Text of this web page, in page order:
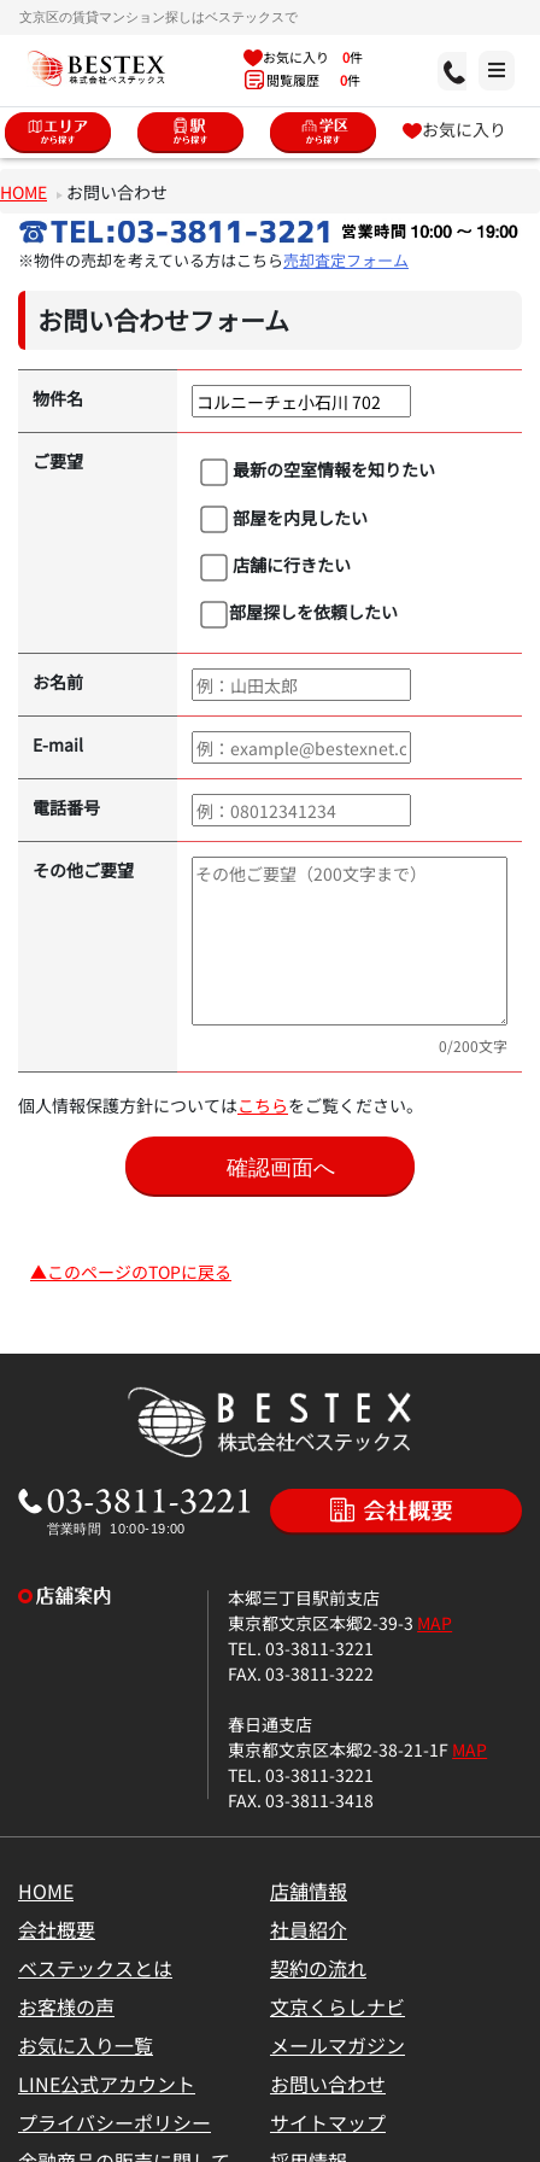
文京区の賃貸マンション探しはベステックスで
お気に入り 0件
閲覧履歴 0件
お気に入り
HOME お問い合わせ
※物件の売却を考えている方はこちら売却査定フォーム
お問い合わせフォーム
物件名
ご要望
最新の空室情報を知りたい
部屋を内見したい
店舗に行きたい
部屋探しを依頼したい
お名前
E-mail
電話番号
その他ご要望
0/200文字
個人情報保護方針についてはこちらをご覧ください。
▲このページのTOPに戻る
本郷三丁目駅前支店
東京都文京区本郷2-39-3 MAP
TEL. 03-3811-3221
FAX. 03-3811-3222
春日通支店
東京都文京区本郷2-38-21-1FMAP
TEL. 03-3811-3221
FAX. 03-3811-3418
HOME
店舗情報
会社概要
社員紹介
ベステックスとは
契約の流れ
お客様の声
文京くらしナビ
お気に入り一覧
メールマガジン
LINE公式アカウント
お問い合わせ
プライバシーポリシー
サイトマップ